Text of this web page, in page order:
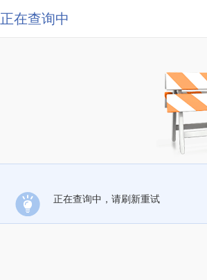
正在查询中
正在查询中，请刷新重试